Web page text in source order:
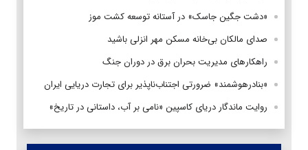
«دشت جگین جاسک» در آستانه توسعه کشت موز
صدای مالکان بی‌خانه مسکن مهر انزلی باشید
راهکارهای مدیریت بحران برق در دوران جنگ
«بنادرهوشمند» ضرورتی اجتناب‌ناپذیر برای تجارت دریایی ایران
روایت ماندگار دریای کاسپین «نامی بر آب، داستانی در تاریخ»